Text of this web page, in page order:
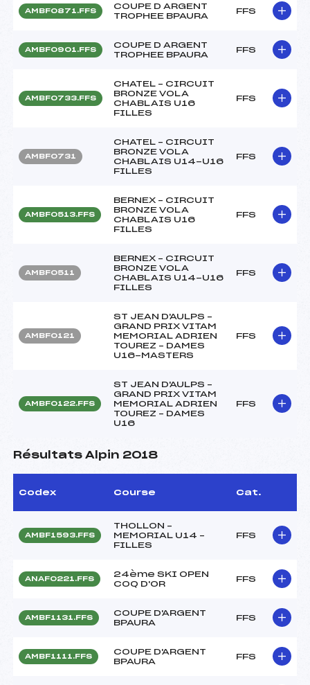
AMBF0871.FFS
COUPE D ARGENT
TROPHEE BPAURA
FFS
AMBF0901.FFS
COUPE D ARGENT
TROPHEE BPAURA
FFS
AMBF0733.FFS
CHATEL – CIRCUIT
BRONZE VOLA
CHABLAIS U16
FILLES
FFS
AMBF0731
CHATEL – CIRCUIT
BRONZE VOLA
CHABLAIS U14-U16
FILLES
FFS
AMBF0513.FFS
BERNEX – CIRCUIT
BRONZE VOLA
CHABLAIS U16
FILLES
FFS
AMBF0511
BERNEX – CIRCUIT
BRONZE VOLA
CHABLAIS U14-U16
FILLES
FFS
AMBF0121
ST JEAN D'AULPS –
GRAND PRIX VITAM
MEMORIAL ADRIEN
TOUREZ – DAMES
U16-MASTERS
FFS
AMBF0122.FFS
ST JEAN D'AULPS –
GRAND PRIX VITAM
MEMORIAL ADRIEN
TOUREZ – DAMES
U16
FFS
Résultats Alpin 2018
Codex Course Cat.
AMBF1593.FFS
THOLLON –
MEMORIAL U14 –
FILLES
FFS
ANAF0221.FFS
24ème SKI OPEN
COQ D'OR
FFS
AMBF1131.FFS
COUPE D'ARGENT
BPAURA
FFS
AMBF1111.FFS
COUPE D'ARGENT
BPAURA
FFS